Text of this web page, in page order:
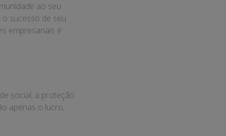
ao seu
sucesso de seu
empresariais é
social, a proteção
apenas o lucro,